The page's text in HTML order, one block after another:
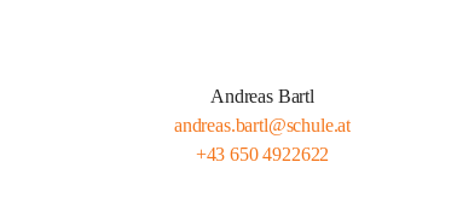
Andreas Bartl
andreas.bartl@schule.at
+43 650 4922622